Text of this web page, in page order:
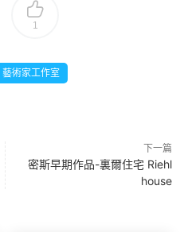
1
藝術家工作室
下一篇
密斯早期作品-裏爾住宅 Riehl
house